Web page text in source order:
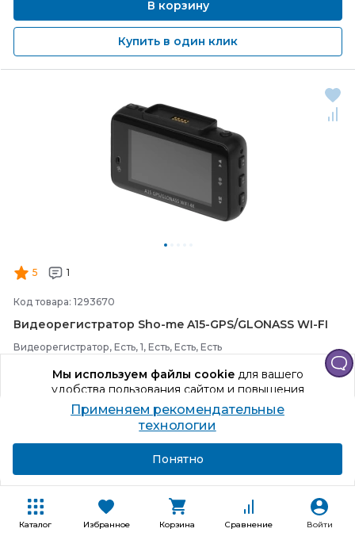
Каталог Избранное Корзина Сравнение Войти
Мы используем файлы cookieдля вашего
удобства пользования сайтом и повышения
качества рекомендаций.
Продолжая использование сайта, вы даете
согласие на обработку персональных данных
В корзину
Купить в один клик
5 1
Код товара: 1293670
Видеорегистратор Sho-me A15-GPS/GLONASS WI-FI
Видеорегистратор, Есть, 1, Есть, Есть, Есть
Способы получения
В корзину
Купить в один клик
Применяем рекомендательные
технологии
Понятно